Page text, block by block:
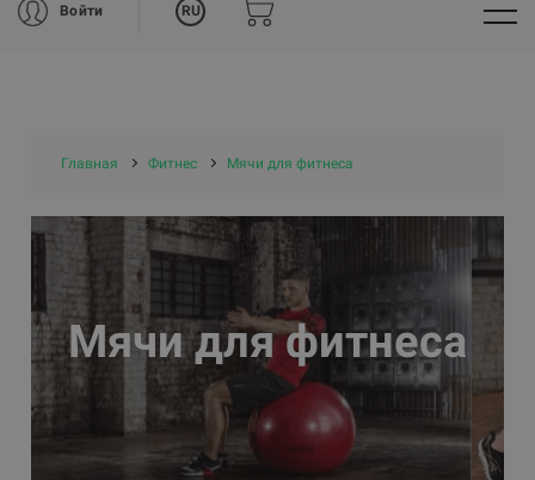
Войти RU
Главная Фитнес Мячи для фитнеса
Мячи для фитнеса